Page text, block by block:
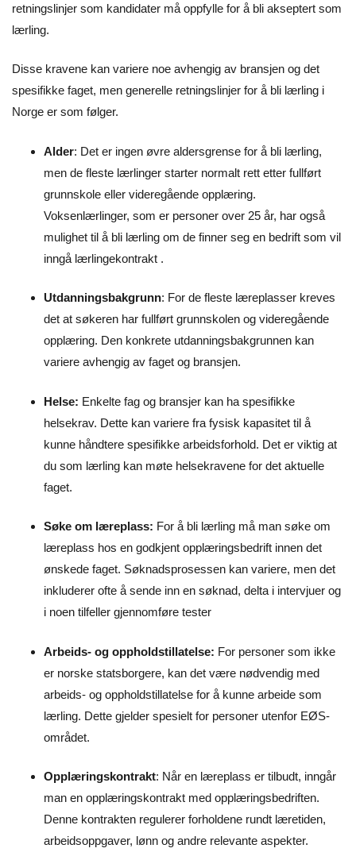
retningslinjer som kandidater må oppfylle for å bli akseptert som
lærling.
Disse kravene kan variere noe avhengig av bransjen og det
spesifikke faget, men generelle retningslinjer for å bli lærling i
Norge er som følger.
Alder: Det er ingen øvre aldersgrense for å bli lærling,
men de fleste lærlinger starter normalt rett etter fullført
grunnskole eller videregående opplæring.
Voksenlærlinger, som er personer over 25 år, har også
mulighet til å bli lærling om de finner seg en bedrift som vil
inngå lærlingekontrakt .
Utdanningsbakgrunn: For de fleste læreplasser kreves
det at søkeren har fullført grunnskolen og videregående
opplæring. Den konkrete utdanningsbakgrunnen kan
variere avhengig av faget og bransjen.
Helse: Enkelte fag og bransjer kan ha spesifikke
helsekrav. Dette kan variere fra fysisk kapasitet til å
kunne håndtere spesifikke arbeidsforhold. Det er viktig at
du som lærling kan møte helsekravene for det aktuelle
faget.
Søke om læreplass: For å bli lærling må man søke om
læreplass hos en godkjent opplæringsbedrift innen det
ønskede faget. Søknadsprosessen kan variere, men det
inkluderer ofte å sende inn en søknad, delta i intervjuer og
i noen tilfeller gjennomføre tester
Arbeids- og oppholdstillatelse: For personer som ikke
er norske statsborgere, kan det være nødvendig med
arbeids- og oppholdstillatelse for å kunne arbeide som
lærling. Dette gjelder spesielt for personer utenfor EØS-
området.
Opplæringskontrakt: Når en læreplass er tilbudt, inngår
man en opplæringskontrakt med opplæringsbedriften.
Denne kontrakten regulerer forholdene rundt læretiden,
arbeidsoppgaver, lønn og andre relevante aspekter.